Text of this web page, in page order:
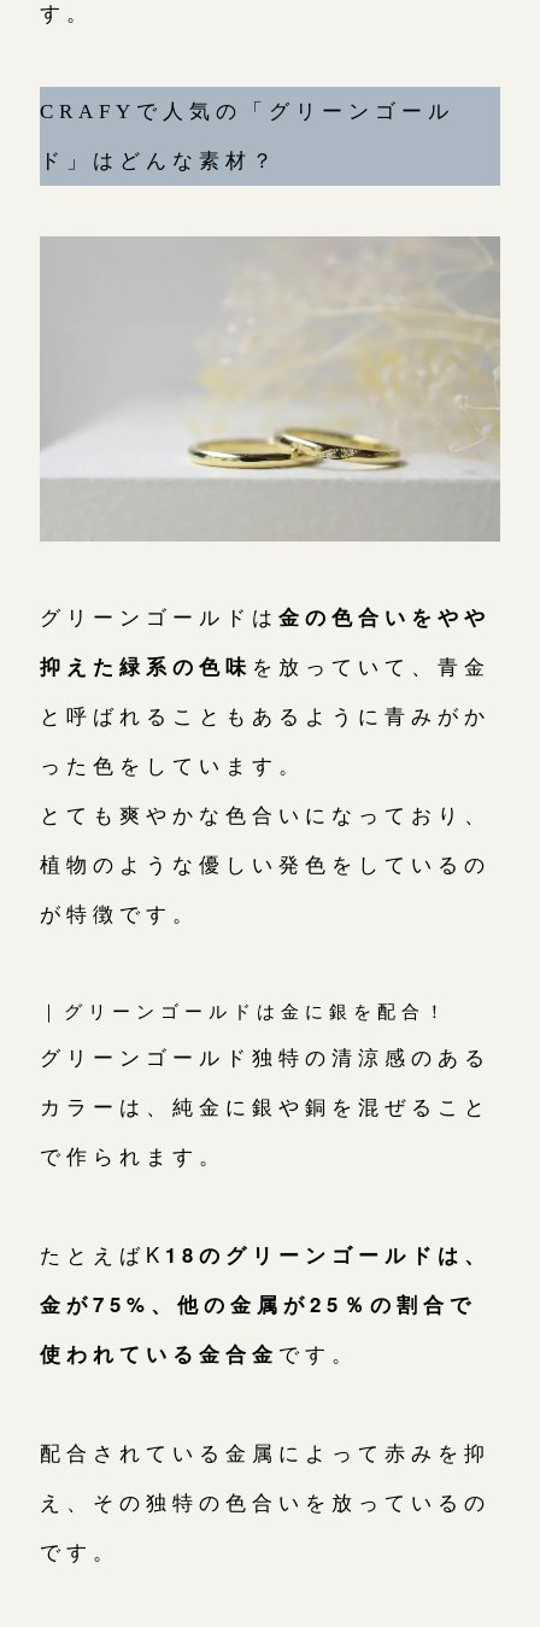
す。
CRAFYで人気の「グリーンゴール
ド」はどんな素材？
グリーンゴールドは金の色合いをやや
抑えた緑系の色味 を放っていて、青金
と呼ばれることもあるように青みがか
った色をしています。
とても爽やかな色合いになっており、
植物のような優しい発色をしているの
が特徴です。
｜グリーンゴールドは金に銀を配合！
グリーンゴールド独特の清涼感のある
カラーは、純金に銀や銅を混ぜること
で作られます。
たとえばK 18のグリーンゴールドは、
金が75%、他の金属が25％の割合で
使われている金合金 です。
配合されている金属によって赤みを抑
え、その独特の色合いを放っているの
です。